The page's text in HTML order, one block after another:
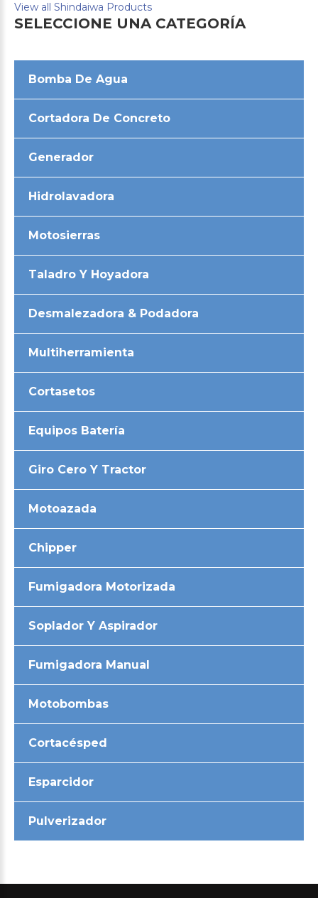
View all Shindaiwa Products
SELECCIONE UNA CATEGORÍA
Bomba De Agua
Cortadora De Concreto
Generador
Hidrolavadora
Motosierras
Taladro Y Hoyadora
Desmalezadora & Podadora
Multiherramienta
Cortasetos
Equipos Batería
Giro Cero Y Tractor
Motoazada
Chipper
Fumigadora Motorizada
Soplador Y Aspirador
Fumigadora Manual
Motobombas
Cortacésped
Esparcidor
Pulverizador